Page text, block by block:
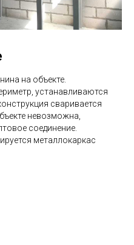
на объекте.
устанавливаются
сваривается
невозможна,
соединение.
металлокаркас